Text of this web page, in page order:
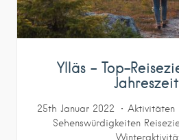
Ylläs – Top-
25th Januar 2022 Aktivitäten
Sehenswürdigkeiten